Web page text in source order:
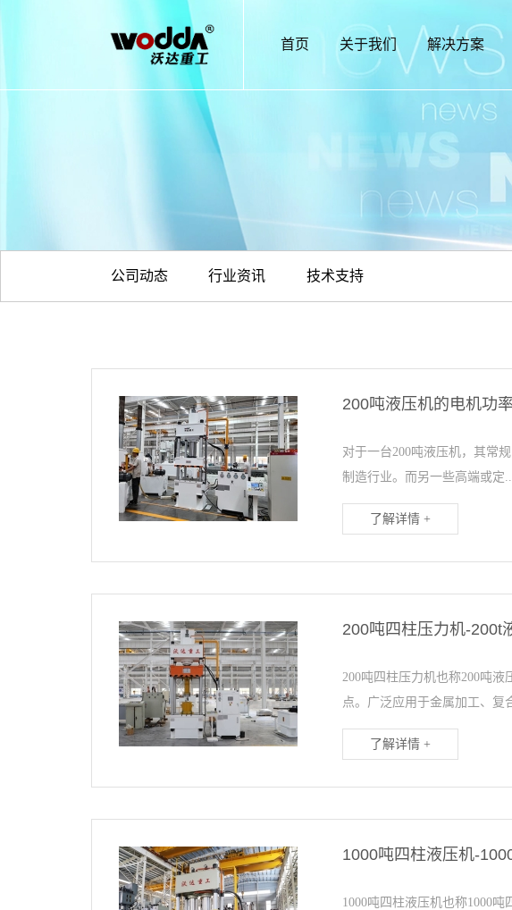
首页 关于我们 解决方案
公司动态 行业资讯 技术支持
200吨液压机的电机功
对于一台200吨液压机，其常
制造行业。而另一些高端或定
了解详情 +
200吨四柱压力机-200t
200吨四柱压力机也称200吨
点。广泛应用于金属加工、复
了解详情 +
1000吨四柱液压机-
1000吨四柱液压机也称1000